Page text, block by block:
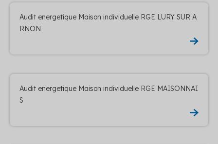
Audit energetique Maison individuelle RGE LURY SUR A
RNON
Audit energetique Maison individuelle RGE MAISONNAI
S